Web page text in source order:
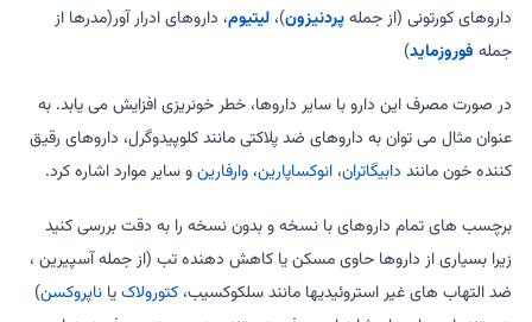
داروهای کورتونی (از جملهپردنیزون)،لیتیوم، داروهای ادرار آور(مدرها از
جمله فوروزماید)
در صورت مصرف این دارو با سایر داروها، خطر خونریزی افزایش می یابد. به
عنوان مثال می توان به داروهای ضد پلاکتی مانند کلوپیدوگرل، داروهای رقیق
کننده خون مانند دابیگاتران،انوکساپارین،وارفارینو سایر موارد اشاره کرد.
برچسب های تمام داروهای با نسخه و بدون نسخه را به دقت بررسی کنید
زیرا بسیاری از داروها حاوی مسکن یا کاهش دهنده تب (از جمله آسپیرین ،
ضد التهاب های غیر استروئیدیها مانند سلکوکسیب،کتورولاکیاناپروکسن)